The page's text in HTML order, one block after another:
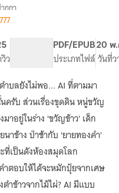
ฐี
กกา
ว
PDF/EPUB
ประเภทไฟล์
20 พ
วันที่ว
ำบลยังไม่พอ... AI ที่ตามมา
ครับ ส่วนเรื่องขุดดิน หนู่ขวัญ
าอยู่ในร่าง 'ขวัญข้าว' เด็ก
าข้าง ป่าช้ากับ 'ยายทองคำ'
ที่เป็นดังห้องสมุดโลก
ำตอบให้ได้จะหมักปุ๋ยจากเศษ
ำข้าวจากไม้ไผ่? AI มีแบบ